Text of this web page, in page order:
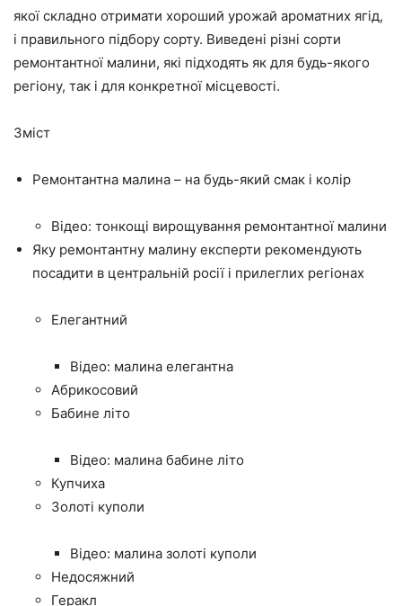
якої складно отримати хороший урожай ароматних ягід,
і правильного підбору сорту. Виведені різні сорти
ремонтантної малини, які підходять як для будь-якого
регіону, так і для конкретної місцевості.
Зміст
Ремонтантна малина – на будь-який смак і колір
Відео: тонкощі вирощування ремонтантної малини
Яку ремонтантну малину експерти рекомендують
посадити в центральній росії і прилеглих регіонах
Елегантний
Відео: малина елегантна
Абрикосовий
Бабине літо
Відео: малина бабине літо
Купчиха
Золоті куполи
Відео: малина золоті куполи
Недосяжний
Геракл